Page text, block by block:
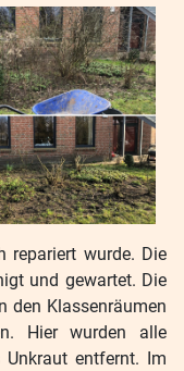
repariert wurde. Die
und gewartet. Die
den Klassenräumen
Hier wurden alle
entfernt. Im